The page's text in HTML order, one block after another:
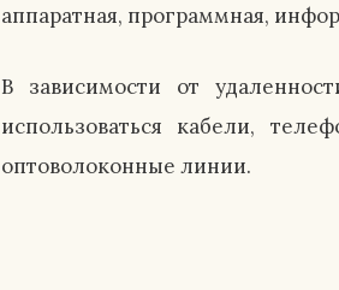
аппаратная, программная,
В зависимости от
использоваться кабели,
оптоволоконные линии.